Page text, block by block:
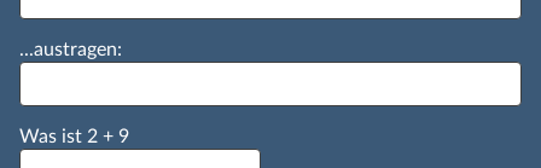
...austragen:
Was ist 2 + 9